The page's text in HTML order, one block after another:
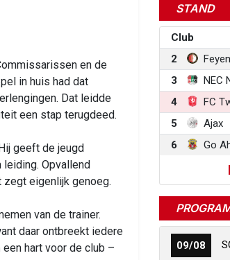
en de
in huis had dat
Dat leidde
een stap terugdeed.
geeft de jeugd
Opvallend
eigenlijk genoeg.
van de trainer.
daar ontbreekt iedere
hart voor de club –
STAND
Club
2
3
NEC
4
FC
5
Ajax
6
Go
09/08